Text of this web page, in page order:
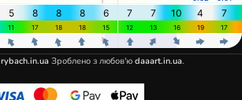
rybach.in.uaЗроблено з любов'ю daaart.in.ua.